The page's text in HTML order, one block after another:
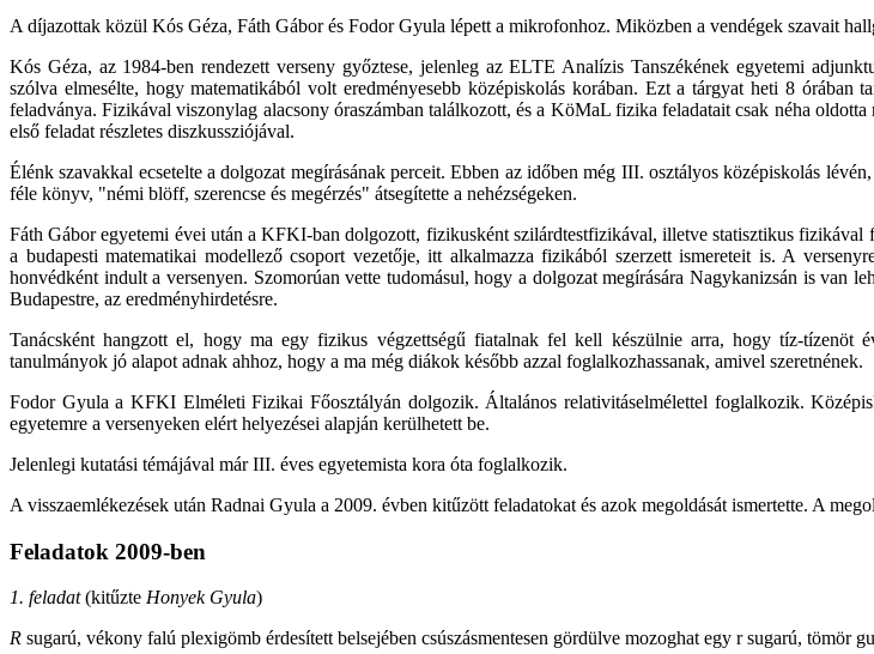
A díjazottak közül Kós Géza, Fáth Gábor és Fodor Gyula lépett a mikrofonhoz. Miközben a vendégek szavait
Kós Géza, az 1984-ben rendezett verseny győztese, jelenleg az ELTE Analízis Tanszékének egyetemi
szólva elmesélte, hogy matematikából volt eredményesebb középiskolás korában. Ezt a tárgyat heti 8
feladványa. Fizikával viszonylag alacsony óraszámban találkozott, és a KöMaL fizika feladatait csak néha
első feladat részletes diszkussziójával.
Élénk szavakkal ecsetelte a dolgozat megírásának perceit. Ebben az időben még III. osztályos középiskolás
féle könyv, "némi blöff, szerencse és megérzés" átsegítette a nehézségeken.
Fáth Gábor egyetemi évei után a KFKI-ban dolgozott, fizikusként szilárdtestfizikával, illetve statisztikus
a budapesti matematikai modellező csoport vezetője, itt alkalmazza fizikából szerzett ismereteit is. A
honvédként indult a versenyen. Szomorúan vette tudomásul, hogy a dolgozat megírására Nagykanizsán is van
Budapestre, az eredményhirdetésre.
Tanácsként hangzott el, hogy ma egy fizikus végzettségű fiatalnak fel kell készülnie arra, hogy tíz-tízenöt
tanulmányok jó alapot adnak ahhoz, hogy a ma még diákok később azzal foglalkozhassanak, amivel szeretnének.
Fodor Gyula a KFKI Elméleti Fizikai Főosztályán dolgozik. Általános relativitáselmélettel foglalkozik.
egyetemre a versenyeken elért helyezései alapján kerülhetett be.
Jelenlegi kutatási témájával már III. éves egyetemista kora óta foglalkozik.
A visszaemlékezések után Radnai Gyula a 2009. évben kitűzött feladatokat és azok megoldását ismertette. A
Feladatok 2009-ben
1. feladat(kitűzte Honyek Gyula)
R sugarú, vékony falú plexigömb érdesített belsejében csúszásmentesen gördülve mozoghat egy r sugarú,